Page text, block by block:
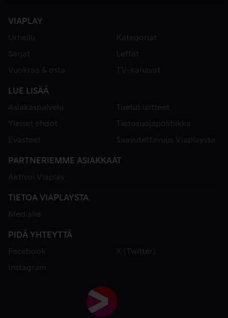
VIAPLAY
Urheilu
Kategoriat
Sarjat
Leffat
Vuokraa & osta
TV-kanavat
LUE LISÄÄ
Asiakaspalvelu
Tuetut laitteet
Yleiset ehdot
Tietosuojapolitiikka
Evästeet
Saavutettavuus Viaplayssa
PARTNERIEMME ASIAKKAAT
Aktivoi Viaplay
TIETOA VIAPLAYSTA
Medialle
PIDÄ YHTEYTTÄ
Facebook
X (Twitter)
Instagram